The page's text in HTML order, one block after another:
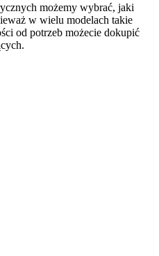
możemy wybrać, jaki
w wielu modelach takie
od potrzeb możecie dokupić